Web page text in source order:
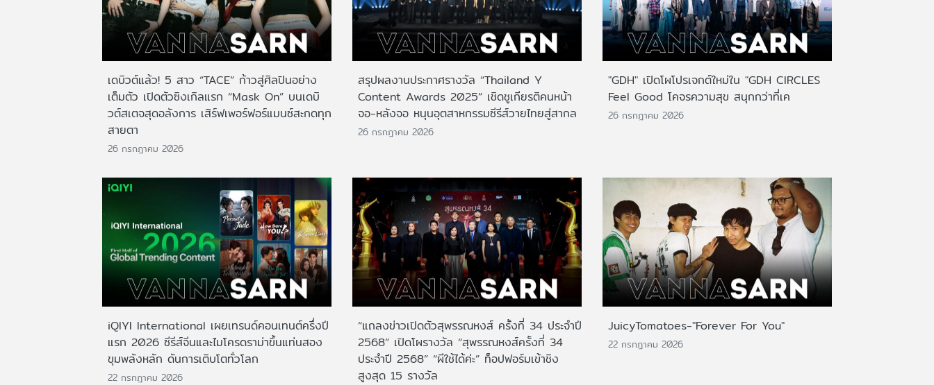
เดบิวต์แล้ว! 5 สาว “TACE” ก้าวสู่ศิลปินอย่าง
เต็มตัว เปิดตัวซิงเกิลแรก “Mask On” บนเดบิ
วต์สเตจสุดอลังการ เสิร์ฟเพอร์ฟอร์แมนซ์สะกดทุก
สายตา
26 กรกฎาคม 2026
สรุปผลงานประกาศรางวัล “Thailand Y
Content Awards 2025” เชิดชูเกียรติคนหน้า
จอ-หลังจอ หนุนอุตสาหกรรมซีรีส์วายไทยสู่สากล
26 กรกฎาคม 2026
"GDH" เปิดโผโปรเจกต์ใหม่ใน "GDH CIRCLES
Feel Good โคจรความสุข สนุกกว่าที่เค
26 กรกฎาคม 2026
iQIYI International เผยเทรนด์คอนเทนต์ครึ่งปี
แรก 2026 ซีรีส์จีนและไมโครดราม่าขึ้นแท่นสอง
ขุมพลังหลัก ดันการเติบโตทั่วโลก
22 กรกฎาคม 2026
“แถลงข่าวเปิดตัวสุพรรณหงส์ ครั้งที่ 34 ประจำปี
2568” เปิดโผรางวัล “สุพรรณหงส์ครั้งที่ 34
ประจำปี 2568” “ผีใช้ได้ค่ะ” ท็อปฟอร์มเข้าชิง
สูงสุด 15 รางวัล
JuicyTomatoes-"Forever For You"
22 กรกฎาคม 2026